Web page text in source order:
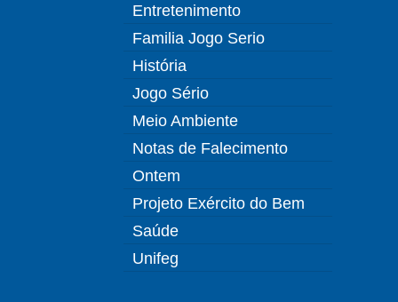
Entretenimento
Familia Jogo Serio
História
Jogo Sério
Meio Ambiente
Notas de Falecimento
Ontem
Projeto Exército do Bem
Saúde
Unifeg